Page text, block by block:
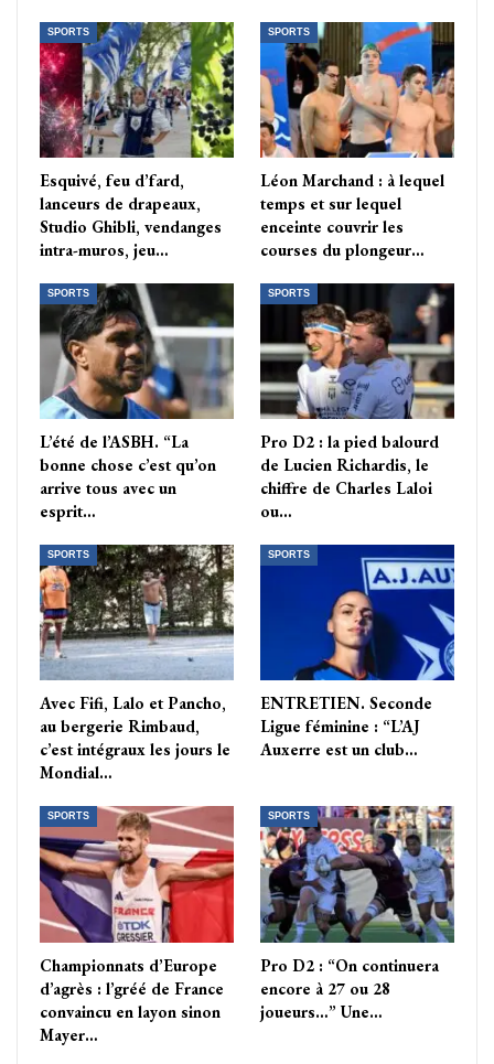
SPORTS
Esquivé, feu d’fard,
lanceurs de drapeaux,
Studio Ghibli, vendanges
intra-muros, jeu…
SPORTS
Léon Marchand : à lequel
temps et sur lequel
enceinte couvrir les
courses du plongeur…
SPORTS
L’été de l’ASBH. “La
bonne chose c’est qu’on
arrive tous avec un
esprit…
SPORTS
Pro D2 : la pied balourd
de Lucien Richardis, le
chiffre de Charles Laloi
ou…
SPORTS
Avec Fifi, Lalo et Pancho,
au bergerie Rimbaud,
c’est intégraux les jours le
Mondial…
SPORTS
ENTRETIEN. Seconde
Ligue féminine : “L’AJ
Auxerre est un club…
SPORTS
Championnats d’Europe
d’agrès : l’gréé de France
convaincu en layon sinon
Mayer…
SPORTS
Pro D2 : “On continuera
encore à 27 ou 28
joueurs…” Une…